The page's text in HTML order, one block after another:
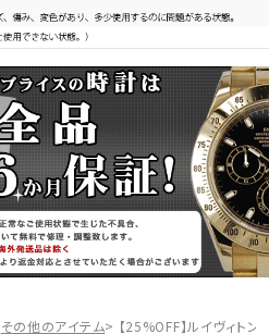
その他のアイテム
【25%OFF】ルイヴィト